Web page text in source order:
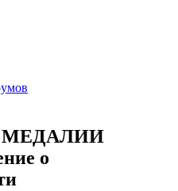
МЕДАЛИИ
о